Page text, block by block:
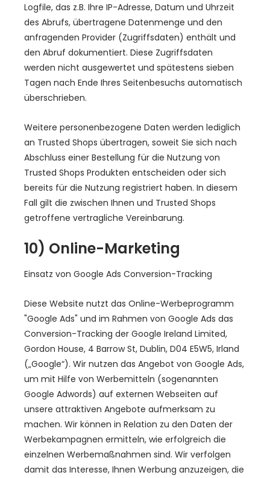
Logfile, das z.B. Ihre IP-Adresse, Datum und Uhrzeit
des Abrufs, übertragene Datenmenge und den
anfragenden Provider (Zugriffsdaten) enthält und
den Abruf dokumentiert. Diese Zugriffsdaten
werden nicht ausgewertet und spätestens sieben
Tagen nach Ende Ihres Seitenbesuchs automatisch
überschrieben.
Weitere personenbezogene Daten werden lediglich
an Trusted Shops übertragen, soweit Sie sich nach
Abschluss einer Bestellung für die Nutzung von
Trusted Shops Produkten entscheiden oder sich
bereits für die Nutzung registriert haben. In diesem
Fall gilt die zwischen Ihnen und Trusted Shops
getroffene vertragliche Vereinbarung.
10) Online-Marketing
Einsatz von Google Ads Conversion-Tracking
Diese Website nutzt das Online-Werbeprogramm
"Google Ads" und im Rahmen von Google Ads das
Conversion-Tracking der Google Ireland Limited,
Gordon House, 4 Barrow St, Dublin, D04 E5W5, Irland
(„Google“). Wir nutzen das Angebot von Google Ads,
um mit Hilfe von Werbemitteln (sogenannten
Google Adwords) auf externen Webseiten auf
unsere attraktiven Angebote aufmerksam zu
machen. Wir können in Relation zu den Daten der
Werbekampagnen ermitteln, wie erfolgreich die
einzelnen Werbemaßnahmen sind. Wir verfolgen
damit das Interesse, Ihnen Werbung anzuzeigen, die